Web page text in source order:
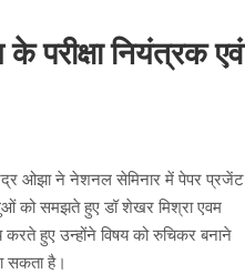
परीक्षा नियंत्रक एवं
ओझा ने नेशनल सेमिनार में पेपर प्रजेंट
को समझते हुए डॉ शेखर मिश्रा एवम
हुए उन्होंने विषय को रुचिकर बनाने
सकता है।